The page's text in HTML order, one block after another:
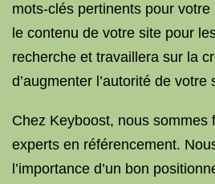
mots-clés pertinents pour
le contenu de votre site pour
recherche et travaillera sur la
d’augmenter l’autorité de votre
Chez Keyboost, nous sommes
experts en référencement.
l’importance d’un bon